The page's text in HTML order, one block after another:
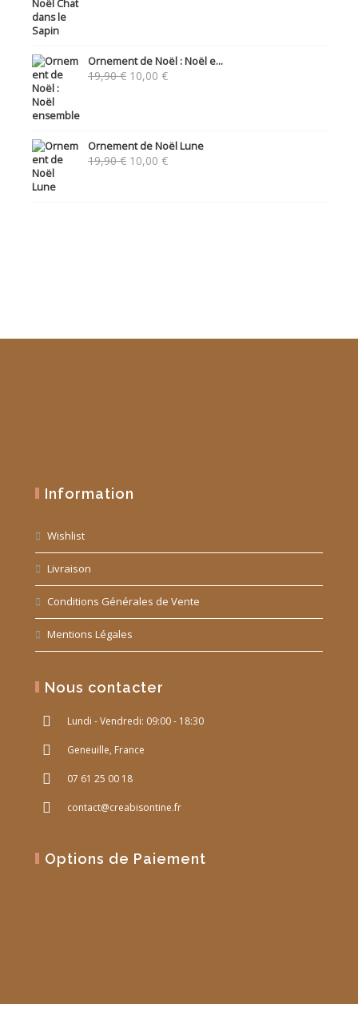
Ornement de Noël : Noël e...
19,90€ Le
10,00 €Le
Ornement de Noël Lune
19,90€ Le
10,00 €Le
Information
Wishlist
Livraison
Conditions Générales de Vente
Mentions Légales
Nous contacter
Lundi - Vendredi: 09:00 - 18:30
Geneuille, France
07 61 25 00 18
contact@creabisontine.fr
Options de Paiement